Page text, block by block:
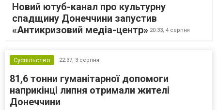
Новий ютуб-канал про культурну
спадщину Донеччини запустив
«Антикризовий медіа-центр» 20:33, 4 серпня
Суспільство 22:37, 3 серпня
81,6 тонни гуманітарної допомоги
наприкінці липня отримали жителі
Донеччини